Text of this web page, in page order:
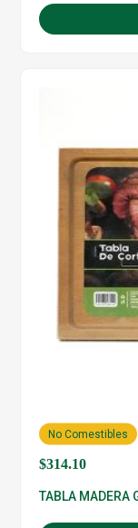
$314.10
No Comestibles
TABLA MADERA